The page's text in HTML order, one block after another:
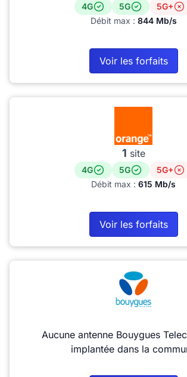
4G 5G
5G+
Débit max : 844 Mb/s
Voir les forfaits
1 site
4G 5G
5G+
Débit max : 615 Mb/s
Voir les forfaits
Aucune antenne Bouygues
implantée dans la